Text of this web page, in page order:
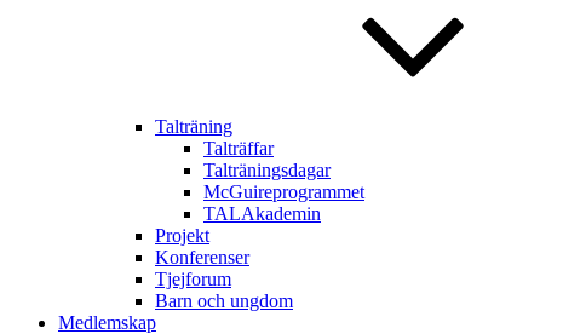
Talträning
Talträffar
Talträningsdagar
McGuireprogrammet
TALAkademin
Projekt
Konferenser
Tjejforum
Barn och ungdom
Medlemskap